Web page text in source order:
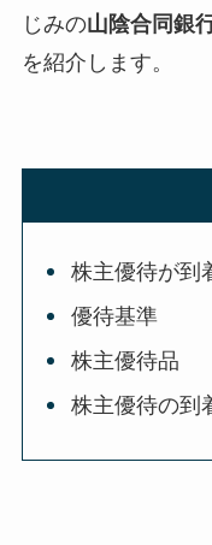
じみの山陰合同銀
を紹介します。
株主優待が到
優待基準
株主優待品
株主優待の到